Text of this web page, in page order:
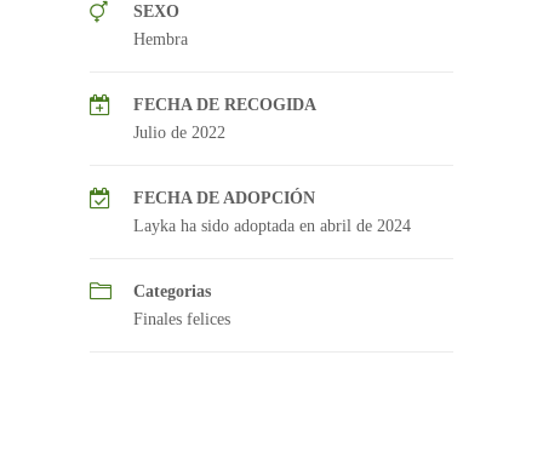
SEXO
Hembra
FECHA DE RECOGIDA
Julio de 2022
FECHA DE ADOPCIÓN
Layka ha sido adoptada en abril de 2024
Categorias
Finales felices